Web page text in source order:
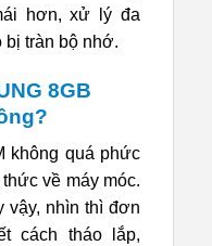
hơn, xử lý đa
bị tràn bộ nhớ.
8GB
không quá phức
về máy móc.
vậy, nhìn thì đơn
cách tháo lắp,